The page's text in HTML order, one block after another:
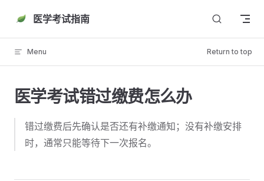
Skip to content
医学考试指南
Menu Return to top
医学考试错过缴费怎么办
错过缴费后先确认是否还有补缴通知；没有补缴安排
时，通常只能等待下一次报名。